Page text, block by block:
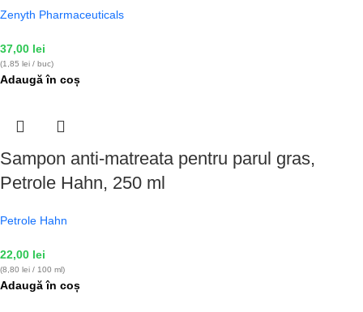
Zenyth Pharmaceuticals
37,00 lei
(1,85 lei / buc)
Adaugă în coș
Sampon anti-matreata pentru parul gras,
Petrole Hahn, 250 ml
Petrole Hahn
22,00 lei
(8,80 lei / 100 ml)
Adaugă în coș